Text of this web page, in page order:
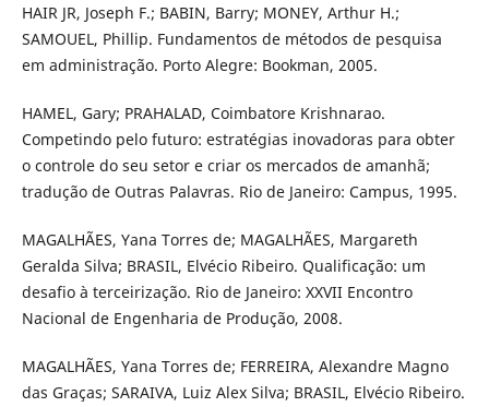
HAIR JR, Joseph F.; BABIN, Barry; MONEY, Arthur H.;
SAMOUEL, Phillip. Fundamentos de métodos de pesquisa
em administração. Porto Alegre: Bookman, 2005.
HAMEL, Gary; PRAHALAD, Coimbatore Krishnarao.
Competindo pelo futuro: estratégias inovadoras para obter
o controle do seu setor e criar os mercados de amanhã;
tradução de Outras Palavras. Rio de Janeiro: Campus, 1995.
MAGALHÃES, Yana Torres de; MAGALHÃES, Margareth
Geralda Silva; BRASIL, Elvécio Ribeiro. Qualificação: um
desafio à terceirização. Rio de Janeiro: XXVII Encontro
Nacional de Engenharia de Produção, 2008.
MAGALHÃES, Yana Torres de; FERREIRA, Alexandre Magno
das Graças; SARAIVA, Luiz Alex Silva; BRASIL, Elvécio Ribeiro.